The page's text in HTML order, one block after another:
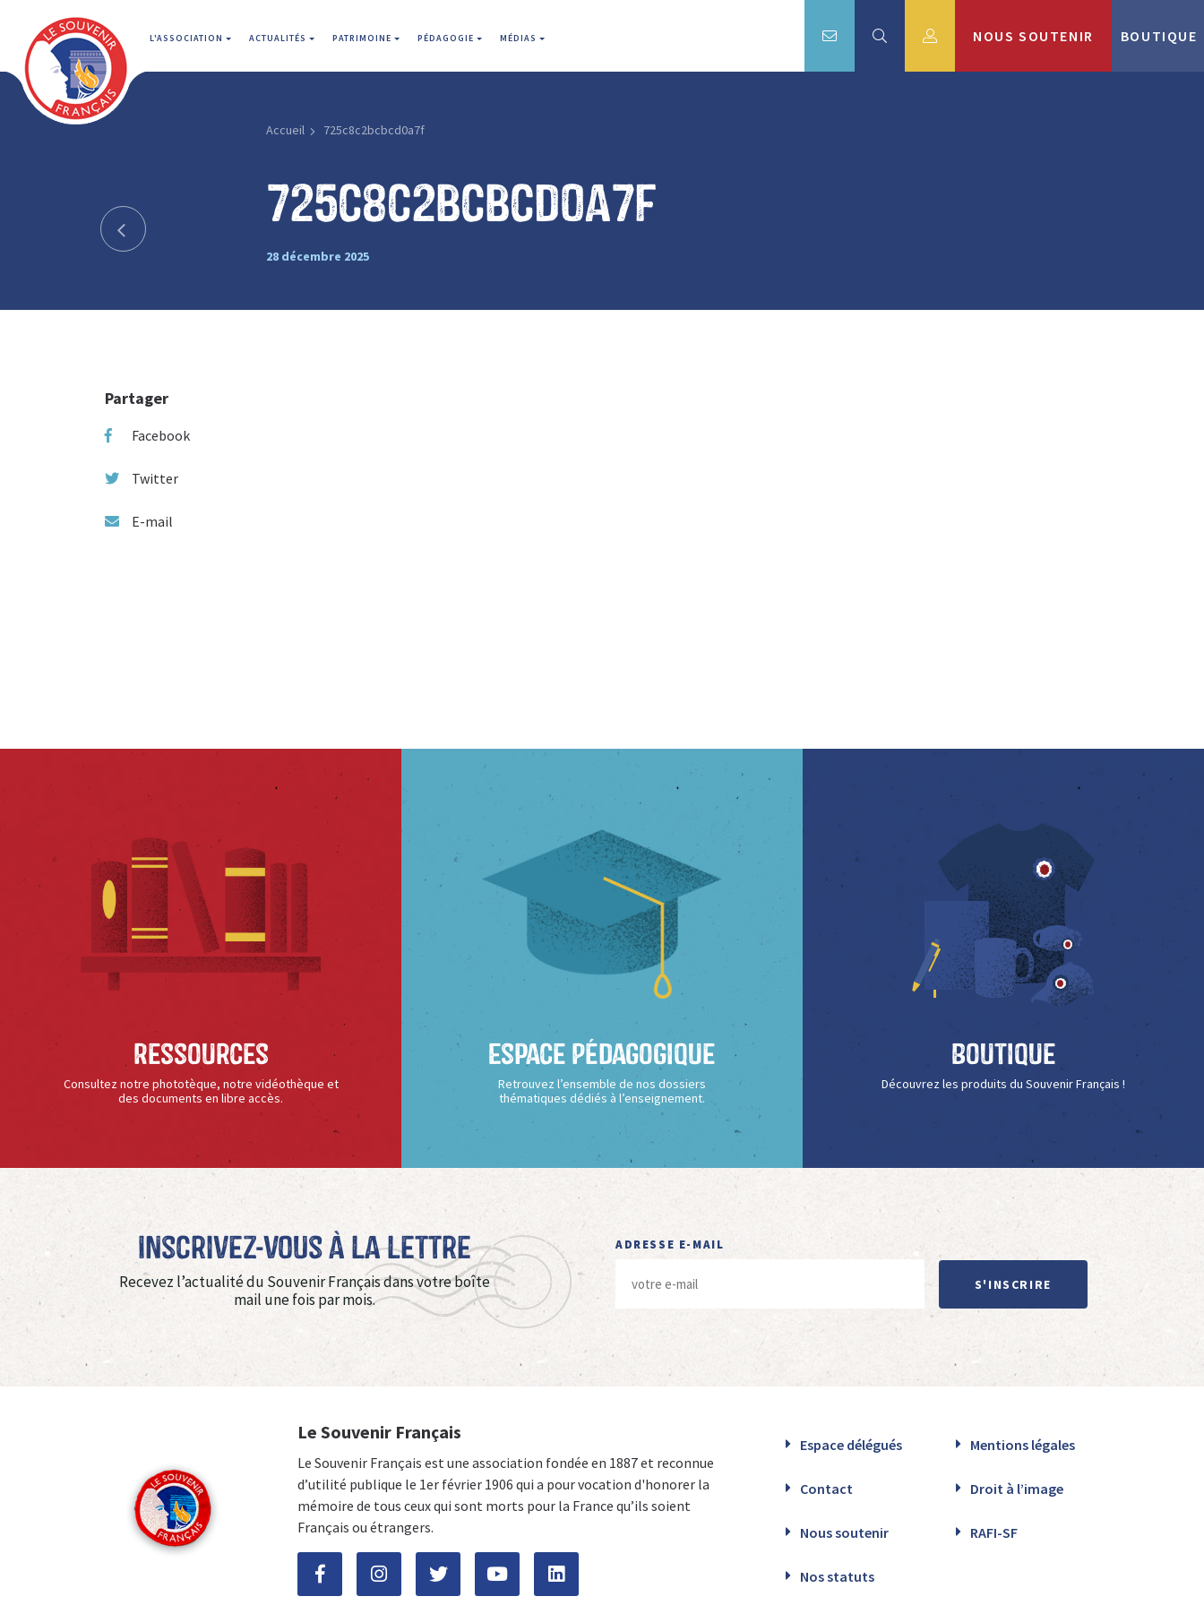
L'ASSOCIATION ACTUALITÉS PATRIMOINE PÉDAGOGIE MÉDIAS NOUS SOUTENIR BOUTIQUE
Accueil 725c8c2bcbcd0a7f
725c8c2bcbcd0a7f
28 décembre 2025
Partager
Facebook
Twitter
E-mail
Ressources
Consultez notre phototèque, notre vidéothèque et
des documents en libre accès.
Espace Pédagogique
Retrouvez l’ensemble de nos dossiers
thématiques dédiés à l’enseignement.
Boutique
Découvrez les produits du Souvenir Français !
Inscrivez-vous à La Lettre
Recevez l’actualité du Souvenir Français dans votre boîte
mail une fois par mois.
ADRESSE E-MAIL
S'INSCRIRE
Le Souvenir Français
Le Souvenir Français est une association fondée en 1887 et reconnue
d’utilité publique le 1er février 1906 qui a pour vocation d'honorer la
mémoire de tous ceux qui sont morts pour la France qu’ils soient
Français ou étrangers.
Espace délégués Mentions légales
Contact Droit à l’image
Nous soutenir RAFI-SF
Nos statuts